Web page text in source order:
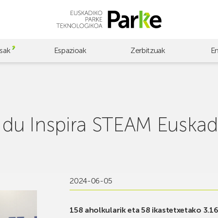
Espazioak Zerbitzuak
Inspira STEAM
2024-06-05
158 aholkularik eta 58 ikastetxetako